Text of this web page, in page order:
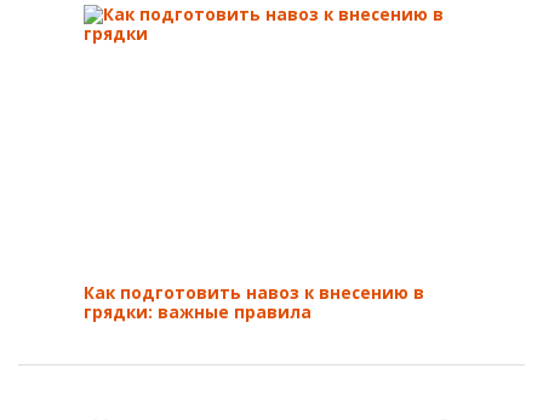
Как подготовить навоз к внесению в
грядки: важные правила